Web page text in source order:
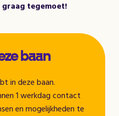
tegemoet!
baan
in deze baan.
1 werkdag contact
en mogelijkheden te